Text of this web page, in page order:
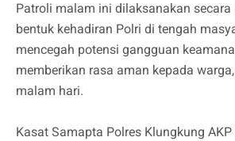
Patroli malam ini dilaksanakan secara
bentuk kehadiran Polri di tengah
mencegah potensi gangguan
memberikan rasa aman kepada
malam hari.
Kasat Samapta Polres Klungkung